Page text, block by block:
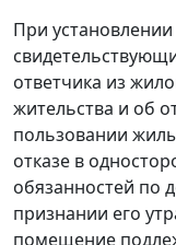
При
ответчика из
жительства и об
пользовании
отказе в
обязанностей по
признании его
помещение